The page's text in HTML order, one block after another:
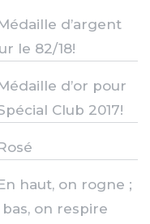
d’argent
le 82/18!
d’or pour
Club 2017!
haut, on rogne ;
on respire